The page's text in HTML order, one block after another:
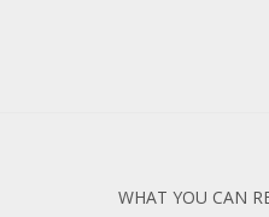
WHAT YOU CAN